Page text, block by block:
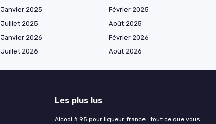
Janvier 2025 Février 2025
Juillet 2025 Août 2025
Janvier 2026 Février 2026
Juillet 2026 Août 2026
Les plus lus
Alcool à 95 pour liqueur france : tout ce que vous